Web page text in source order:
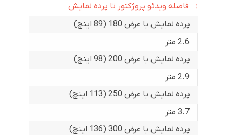
فاصله ویدئو پروژکتور تا پرده نمایش
پرده نمایش با عرض 180 (89 اینچ)
2.6 متر
پرده نمایش با عرض 200 (98 اینچ)
2.9 متر
پرده نمایش با عرض 250 (113 اینچ)
3.7 متر
پرده نمایش با عرض 300 (136 اینچ)